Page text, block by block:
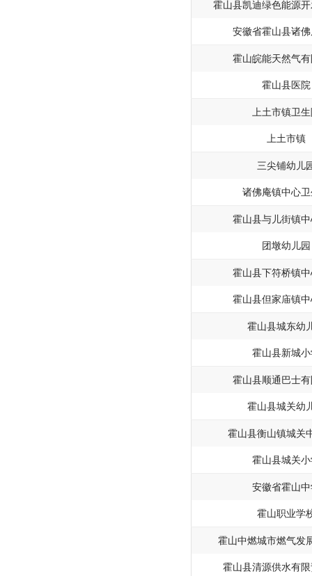
霍山县凯迪绿色能源
安徽省霍山县诸
霍山皖能天然气
霍山县医院
上土市镇卫
上土市镇
三尖铺幼儿
诸佛庵镇中心
霍山县与儿街镇
团墩幼儿园
霍山县下符桥镇
霍山县但家庙镇
霍山县城东幼
霍山县新城
霍山县顺通巴士
霍山县城关幼
霍山县衡山镇城关
霍山县城关
安徽省霍山
霍山职业学
霍山中燃城市燃气发
霍山县清源供水有